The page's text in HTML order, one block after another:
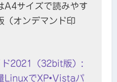
A4サイズで読みやす
（オンデマンド印
2021（32bit版）:
LinuxでXP•Vistaパ